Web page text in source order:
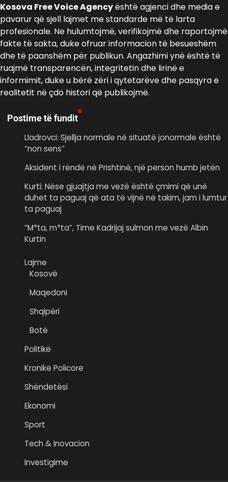
Kosova Free Voice Agencyështë agjenci dhe media e
pavarur që sjell lajmet me standarde më të larta
profesionale. Ne hulumtojmë, verifikojmë dhe raportojmë
fakte të sakta, duke ofruar informacion të besueshëm
dhe të paanshëm për publikun. Angazhimi ynë është të
ruajmë transparencën, integritetin dhe lirinë e
informimit, duke u bërë zëri i qytetarëve dhe pasqyra e
realitetit në çdo histori që publikojmë.
Postime të fundit
Lladrovci: Sjellja normale në situatë jonormale është
“non sens”
Aksident i rëndë në Prishtinë, një person humb jetën
Kurti: Nëse gjuajtja me vezë është çmimi që unë
duhet ta paguaj që ata të vijnë në takim, jam i lumtur
ta paguaj
“M*ta, m*ta”, Time Kadrijaj sulmon me vezë Albin
Kurtin
Lajme
Kosovë
Maqedoni
Shqipëri
Botë
Politikë
Kronikë Policore
Shëndetësi
Ekonomi
Sport
Tech & Inovacion
Investigime